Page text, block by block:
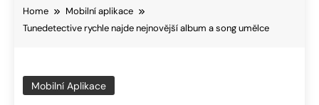
Home
Mobilní aplikace
Tunedetective rychle najde nejnovější album a song umělce
Mobilní Aplikace